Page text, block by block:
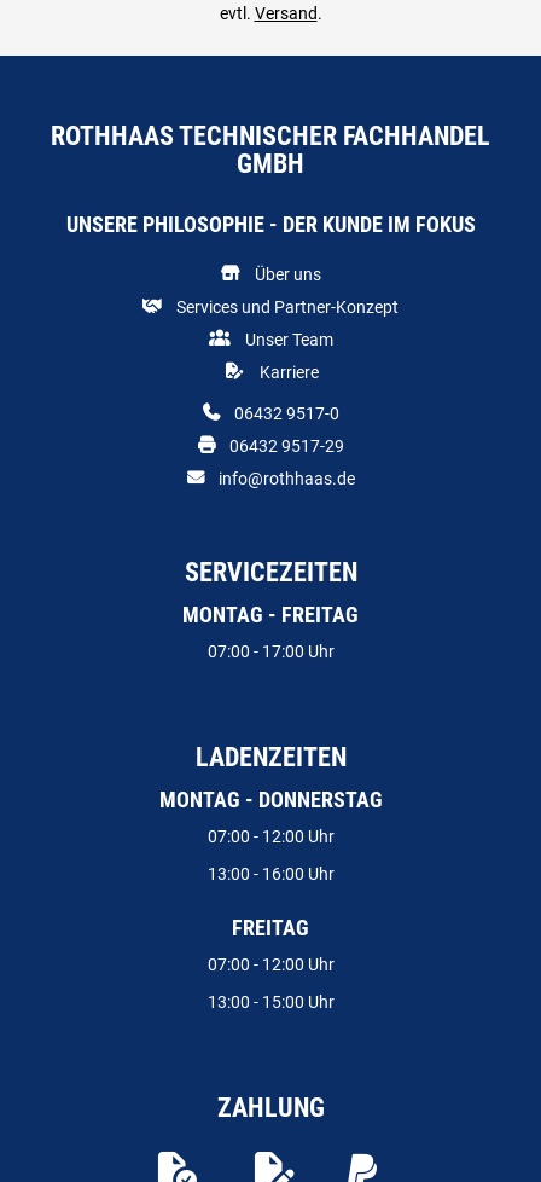
evtl. Versand.
ROTHHAAS TECHNISCHER FACHHANDEL
GMBH
UNSERE PHILOSOPHIE - DER KUNDE IM FOKUS
Über uns
Services und Partner-Konzept
Unser Team
Karriere
06432 9517-0
06432 9517-29
info@rothhaas.de
SERVICEZEITEN
MONTAG - FREITAG
07:00 - 17:00 Uhr
LADENZEITEN
MONTAG - DONNERSTAG
07:00 - 12:00 Uhr
13:00 - 16:00 Uhr
FREITAG
07:00 - 12:00 Uhr
13:00 - 15:00 Uhr
ZAHLUNG